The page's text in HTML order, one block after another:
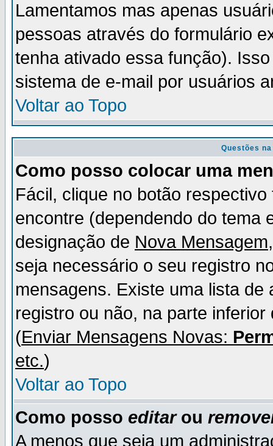
Lamentamos mas apenas
pessoas através do formulário
tenha ativado essa função).
sistema de e-mail por usuários
Voltar ao Topo
Questões
Como posso colocar uma
Fácil, clique no botão
encontre (dependendo do tema
designação de Nova Mensagem
seja necessário o seu registro
mensagens. Existe uma lista
registro ou não, na parte
(Enviar Mensagens Novas:
etc.)
Voltar ao Topo
Como posso editarou
A menos que seja um